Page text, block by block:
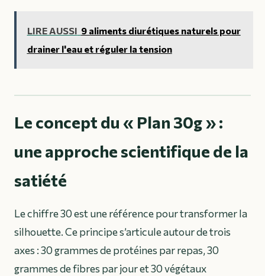
LIRE AUSSI 9 aliments diurétiques naturels pour
drainer l'eau et réguler la tension
Le concept du « Plan 30g » :
une approche scientifique de la
satiété
Le chiffre 30 est une référence pour transformer la
silhouette. Ce principe s’articule autour de trois
axes : 30 grammes de protéines par repas, 30
grammes de fibres par jour et 30 végétaux